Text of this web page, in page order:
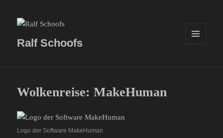
Ralf Schoofs
Wolkenreise: MakeHuman
Logo der Software MakeHuman